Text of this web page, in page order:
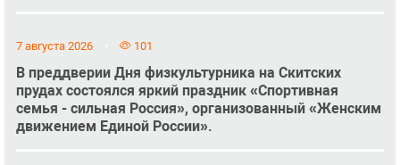
7 августа 2026 101
В преддверии Дня физкультурника на Скитских
прудах состоялся яркий праздник «Спортивная
семья - сильная Россия», организованный «Женским
движением Единой России».